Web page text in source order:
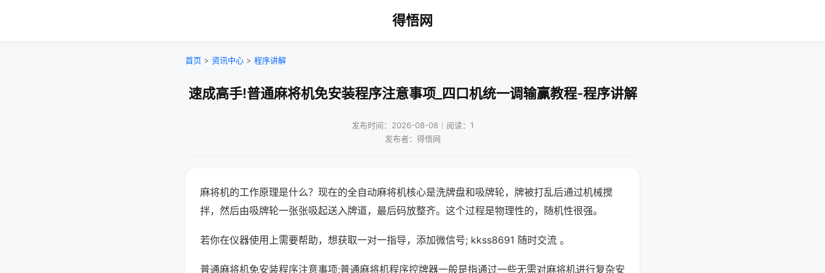
得悟网
首页 > 资讯中心 > 程序讲解
速成高手!普通麻将机免安装程序注意事项_四口机统一调输赢教程-程序讲解
发布时间：2026-08-08｜阅读：1
发布者：得悟网
麻将机的工作原理是什么？现在的全自动麻将机核心是洗牌盘和吸牌轮，牌被打乱后通过机械搅
拌，然后由吸牌轮一张张吸起送入牌道，最后码放整齐。这个过程是物理性的，随机性很强。
若你在仪器使用上需要帮助，想获取一对一指导，添加微信号; kkss8691 随时交流 。
普通麻将机免安装程序注意事项;普通麻将机程序控牌器一般是指通过一些无需对麻将机进行复杂安